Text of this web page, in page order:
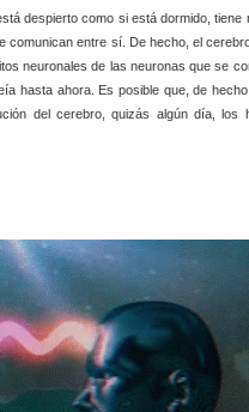
despierto como si está dormido,
comunican entre sí. De hecho, el
neuronales de las neuronas que se
hasta ahora. Es posible que, de
del cerebro, quizás algún día, los